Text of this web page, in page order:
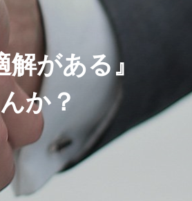
解がある』
んか？